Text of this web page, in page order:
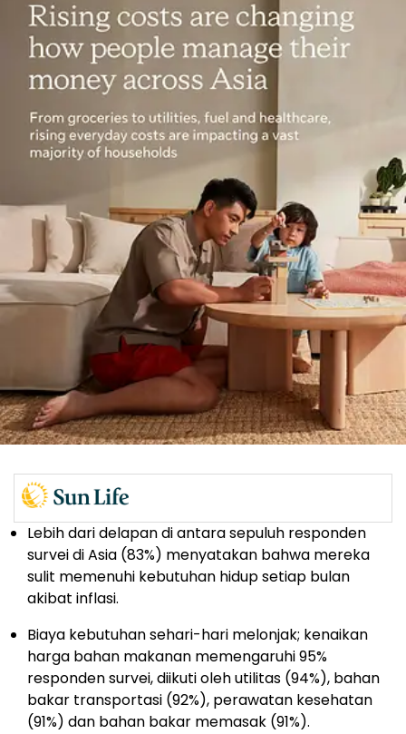
Lebih dari delapan di antara sepuluh responden
survei di Asia (83%) menyatakan bahwa mereka
sulit memenuhi kebutuhan hidup setiap bulan
akibat inflasi.
Biaya kebutuhan sehari-hari melonjak; kenaikan
harga bahan makanan memengaruhi 95%
responden survei, diikuti oleh utilitas (94%), bahan
bakar transportasi (92%), perawatan kesehatan
(91%) dan bahan bakar memasak (91%).